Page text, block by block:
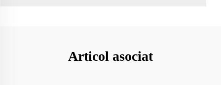
Articol asociat